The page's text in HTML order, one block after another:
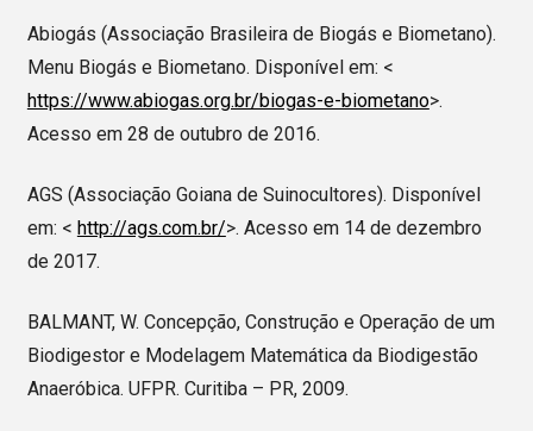
Abiogás (Associação Brasileira de Biogás e Biometano).
Menu Biogás e Biometano. Disponível em: <
https://www.abiogas.org.br/biogas-e-biometano>.
Acesso em 28 de outubro de 2016.
AGS (Associação Goiana de Suinocultores). Disponível
em: < http://ags.com.br/>. Acesso em 14 de dezembro
de 2017.
BALMANT, W. Concepção, Construção e Operação de um
Biodigestor e Modelagem Matemática da Biodigestão
Anaeróbica. UFPR. Curitiba – PR, 2009.